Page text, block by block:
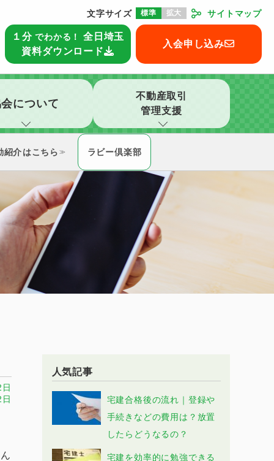
文字サイズ 標準 拡大 サイトマップ
１分 でわかる！
全日埼玉
資料ダウンロード
入会申し込み
について
不動産取引
管理支援
紹介 ≫ ラビー倶楽部
人気記事
宅建合格後の流れ｜登録や
手続きなどの費用は？放置
したらどうなるの？
宅建を効率的に勉強できる